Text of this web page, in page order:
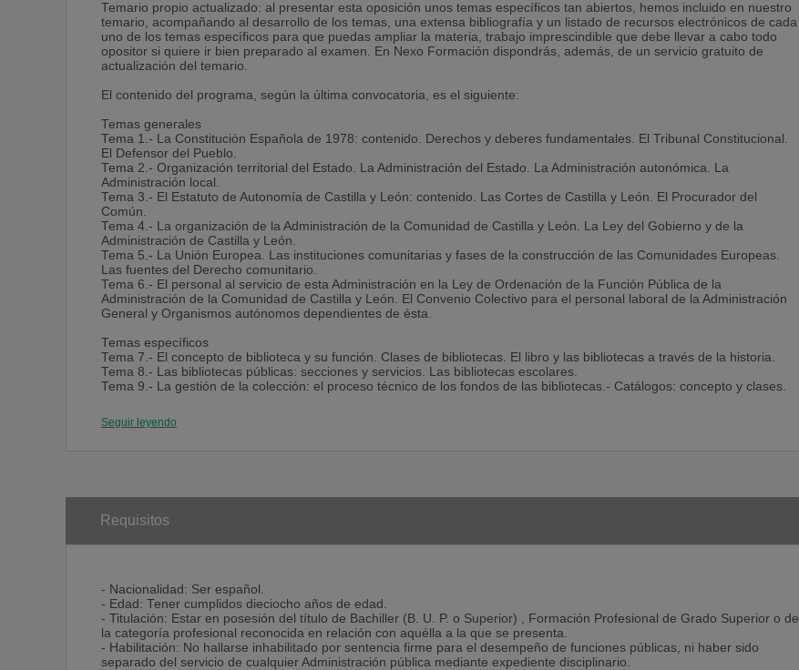
- Clases presenciales
- Técnicas de estudio para oposiciones
VENTAJAS DE MATRICULARTE EN NEXO:
• Te informaremos de todos los trámites para inscribirte en tu oposición.
• Dispondrás de un sistema de formación que te exigirá resultados mensualmente.
• Te proporcionaremos la preparación, tanto teórica como práctica, para superar esta prueba selectiva.
• Clases con sistemas audiovisuales interactivos que captarán mejor tu atención, facilitando tu aprendizaje.
• Técnicas de estudio: especialmente dirigidas a quienes necesiten recuperar o adquirir el hábito de estudio, o bien
deseen mejorar sus resultados.
• Talleres de apoyo con una psicóloga: pensados para ayudarte a gestionar los nervios ante los exámenes, enseñarte
técnicas de relajación, etc.
• En definitiva, dispondrás de un Centro de Formación volcado en que consigas tu objetivo: tu plaza.
Temario propio actualizado: al presentar esta oposición unos temas específicos tan abiertos, hemos incluido en nuestro
temario, acompañando al desarrollo de los temas, una extensa bibliografía y un listado de recursos electrónicos de cada
uno de los temas específicos para que puedas ampliar la materia, trabajo imprescindible que debe llevar a cabo todo
opositor si quiere ir bien preparado al examen. En Nexo Formación dispondrás, además, de un servicio gratuito de
actualización del temario.
El contenido del programa, según la última convocatoria, es el siguiente:
Temas generales
Tema 1.- La Constitución Española de 1978: contenido. Derechos y deberes fundamentales. El Tribunal Constitucional.
El Defensor del Pueblo.
Tema 2.- Organización territorial del Estado. La Administración del Estado. La Administración autonómica. La
Administración local.
Tema 3.- El Estatuto de Autonomía de Castilla y León: contenido. Las Cortes de Castilla y León. El Procurador del
Común.
Tema 4.- La organización de la Administración de la Comunidad de Castilla y León. La Ley del Gobierno y de la
Administración de Castilla y León.
Tema 5.- La Unión Europea. Las instituciones comunitarias y fases de la construcción de las Comunidades Europeas.
Las fuentes del Derecho comunitario.
Tema 6.- El personal al servicio de esta Administración en la Ley de Ordenación de la Función Pública de la
Administración de la Comunidad de Castilla y León. El Convenio Colectivo para el personal laboral de la Administración
General y Organismos autónomos dependientes de ésta.
Temas específicos
Tema 7.- El concepto de biblioteca y su función. Clases de bibliotecas. El libro y las bibliotecas a través de la historia.
Tema 8.- Las bibliotecas públicas: secciones y servicios. Las bibliotecas escolares.
Tema 9.- La gestión de la colección: el proceso técnico de los fondos de las bibliotecas.- Catálogos: concepto y clases.
bibliotecas.
Tema 11.- Los sistemas de clasificación bibliográfica. La CDU.
Tema 14.- La cooperación bibliotecaria. Sistemas y redes de bibliotecas.
Tema 15.- La bibliografía: concepto y tipos. El análisis documental y lenguajes documentales. Thesaurus.
Tema 16.- Las bibliotecas en España en la actualidad. La organización bibliotecaria de Castilla y León. La Ley de
Seguir leyendo
Requisitos
- Nacionalidad: Ser español.
- Edad: Tener cumplidos dieciocho años de edad.
- Titulación: Estar en posesión del título de Bachiller (B. U. P. o Superior) , Formación Profesional de Grado Superior o de
la categoría profesional reconocida en relación con aquélla a la que se presenta.
- Habilitación: No hallarse inhabilitado por sentencia firme para el desempeño de funciones públicas, ni haber sido
separado del servicio de cualquier Administración pública mediante expediente disciplinario.